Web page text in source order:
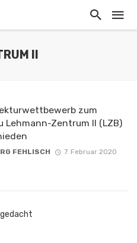
II
zum
Lehmann-Zentrum II (LZB)
FEHLISCH 7. Februar 2020